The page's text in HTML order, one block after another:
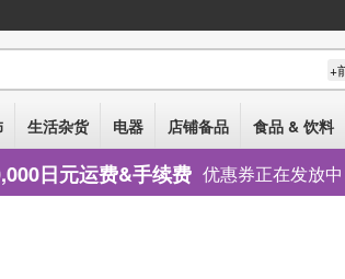
+
生活杂货 电器 店铺备品 食品 & 饮料
日元运费&手续费 优惠券正在发放中